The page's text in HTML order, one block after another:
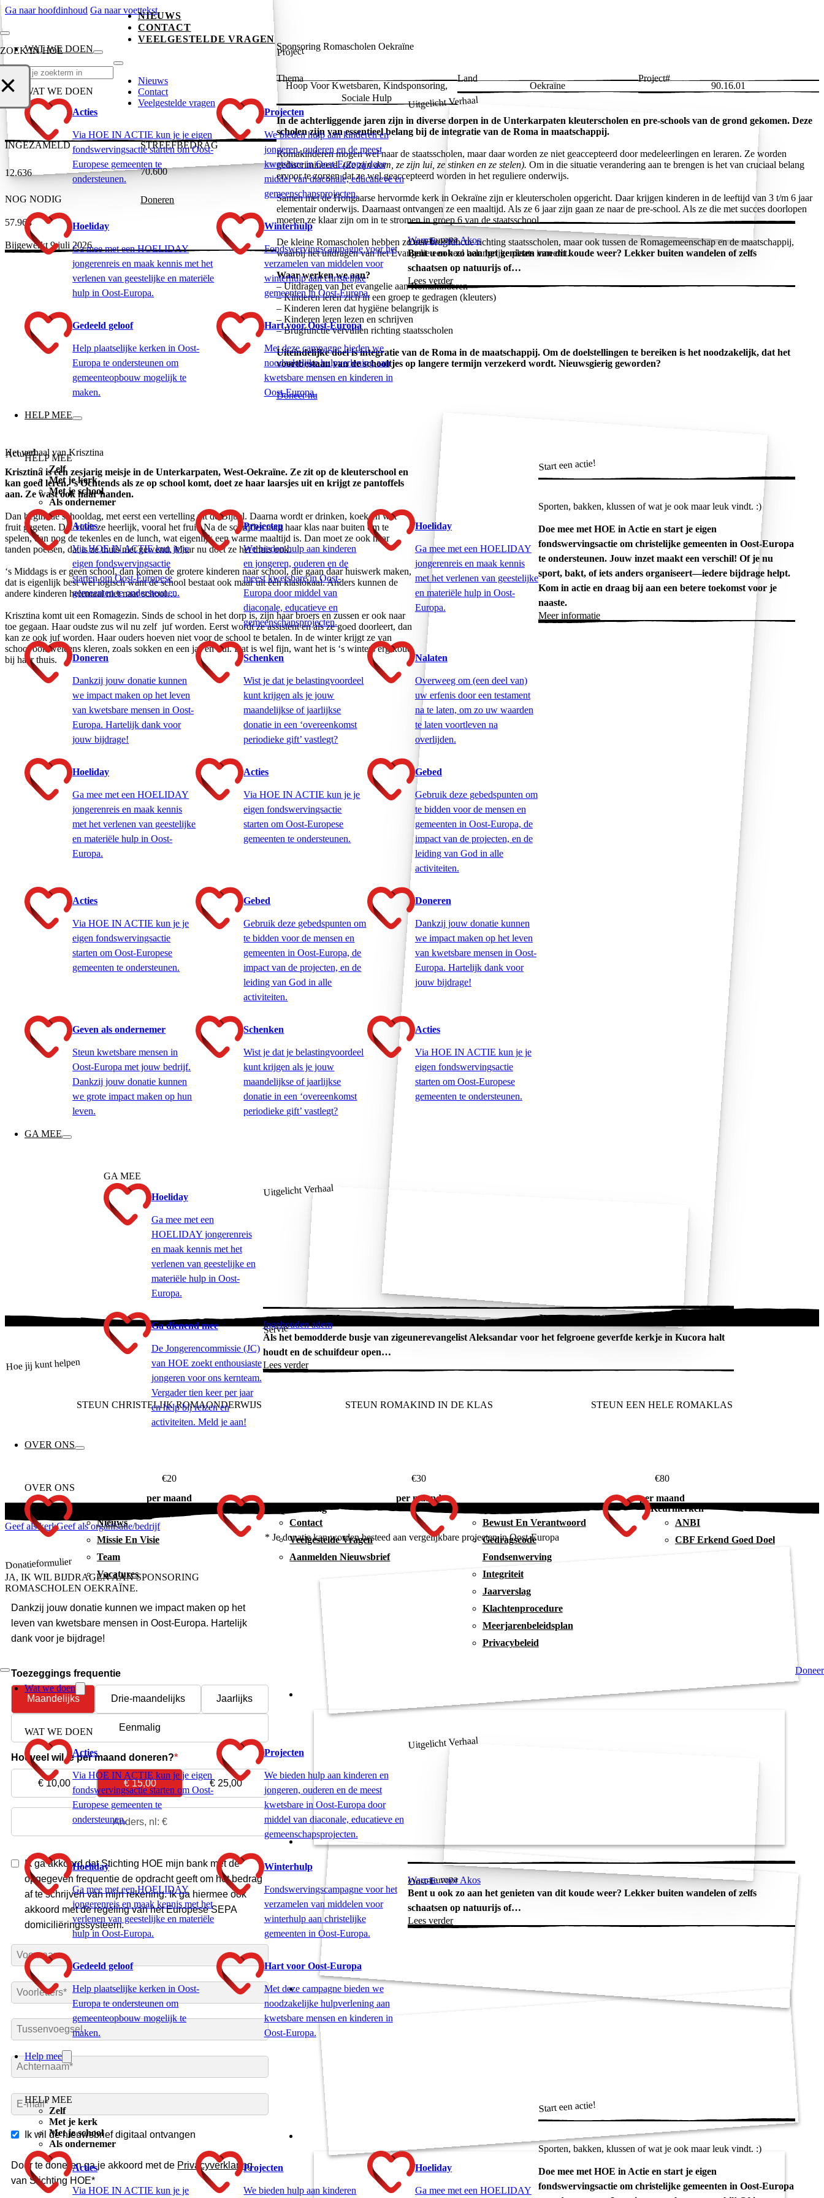
Ga naar hoofdinhoud Ga naar voettekst
ZOEK IN HOE
Zoeken
×
NIEUWS
CONTACT
VEELGESTELDE VRAGEN
Nieuws
Contact
Veelgestelde vragen
WAT WE DOEN
WAT WE DOEN
Acties
Via HOE IN ACTIE kun je je eigen
fondswervingsactie starten om Oost-
Europese gemeenten te
ondersteunen.
Projecten
We bieden hulp aan kinderen en
jongeren, ouderen en de meest
kwetsbare in Oost-Europa door
middel van diaconale, educatieve en
gemeenschapsprojecten.
Hoeliday
Ga mee met een HOELIDAY
jongerenreis en maak kennis met het
verlenen van geestelijke en materiële
hulp in Oost-Europa.
Winterhulp
Fondswervingscampagne voor het
verzamelen van middelen voor
winterhulp aan christelijke
gemeenten in Oost-Europa.
Gedeeld geloof
Help plaatselijke kerken in Oost-
Europa te ondersteunen om
gemeenteopbouw mogelijk te
maken.
Hart voor Oost-Europa
Met deze campagne bieden we
noodzakelijke hulpverlening aan
kwetsbare mensen en kinderen in
Oost-Europa.
Uitgelicht Verhaal
Oost-Europa
Warmte voor Akos
Bent u ook zo aan het genieten van dit koude weer? Lekker buiten wandelen of zelfs
schaatsen op natuurijs of…
Lees verder
HELP MEE
HELP MEE
Zelf
Met je kerk
Met je school
Als ondernemer
Acties
Via HOE IN ACTIE kun je je
eigen fondswervingsactie
starten om Oost-Europese
gemeenten te ondersteunen.
Projecten
We bieden hulp aan kinderen
en jongeren, ouderen en de
meest kwetsbare in Oost-
Europa door middel van
diaconale, educatieve en
gemeenschapsprojecten.
Hoeliday
Ga mee met een HOELIDAY
jongerenreis en maak kennis
met het verlenen van geestelijke
en materiële hulp in Oost-
Europa.
Doneren
Dankzij jouw donatie kunnen
we impact maken op het leven
van kwetsbare mensen in Oost-
Europa. Hartelijk dank voor
jouw bijdrage!
Schenken
Wist je dat je belastingvoordeel
kunt krijgen als je jouw
maandelijkse of jaarlijkse
donatie in een ‘overeenkomst
periodieke gift’ vastlegt?
Nalaten
Overweeg om (een deel van)
uw erfenis door een testament
na te laten, om zo uw waarden
te laten voortleven na
overlijden.
Hoeliday
Ga mee met een HOELIDAY
jongerenreis en maak kennis
met het verlenen van geestelijke
en materiële hulp in Oost-
Europa.
Acties
Via HOE IN ACTIE kun je je
eigen fondswervingsactie
starten om Oost-Europese
gemeenten te ondersteunen.
Gebed
Gebruik deze gebedspunten om
te bidden voor de mensen en
gemeenten in Oost-Europa, de
impact van de projecten, en de
leiding van God in alle
activiteiten.
Acties
Via HOE IN ACTIE kun je je
eigen fondswervingsactie
starten om Oost-Europese
gemeenten te ondersteunen.
Gebed
Gebruik deze gebedspunten om
te bidden voor de mensen en
gemeenten in Oost-Europa, de
impact van de projecten, en de
leiding van God in alle
activiteiten.
Doneren
Dankzij jouw donatie kunnen
we impact maken op het leven
van kwetsbare mensen in Oost-
Europa. Hartelijk dank voor
jouw bijdrage!
Geven als ondernemer
Steun kwetsbare mensen in
Oost-Europa met jouw bedrijf.
Dankzij jouw donatie kunnen
we grote impact maken op hun
leven.
Schenken
Wist je dat je belastingvoordeel
kunt krijgen als je jouw
maandelijkse of jaarlijkse
donatie in een ‘overeenkomst
periodieke gift’ vastlegt?
Acties
Via HOE IN ACTIE kun je je
eigen fondswervingsactie
starten om Oost-Europese
gemeenten te ondersteunen.
Start een actie!
Sporten, bakken, klussen of wat je ook maar leuk vindt. :)
Doe mee met HOE in Actie en start je eigen
fondswervingsactie om christelijke gemeenten in Oost-Europa
te ondersteunen. Jouw inzet maakt een verschil! Of je nu
sport, bakt, of iets anders organiseert—iedere bijdrage helpt.
Kom in actie en draag bij aan een betere toekomst voor je
naaste.
Meer informatie
GA MEE
GA MEE
Hoeliday
Ga mee met een
HOELIDAY jongerenreis
en maak kennis met het
verlenen van geestelijke en
materiële hulp in Oost-
Europa.
Ga dienend mee
De Jongerencommissie (JC)
van HOE zoekt enthousiaste
jongeren voor ons kernteam.
Vergader tien keer per jaar
en help bij reizen en
activiteiten. Meld je aan!
Uitgelicht Verhaal
Servië
Ingehouden adem
Als het bemodderde busje van zigeunerevangelist Aleksandar voor het felgroene geverfde kerkje in Kucora halt
houdt en de schuifdeur open…
Lees verder
OVER ONS
OVER ONS
Nieuws
Missie En Visie
Team
Vacatures
Ondersteuning
Contact
Veelgestelde Vragen
Aanmelden Nieuwsbrief
Beleid
Bewust En Verantwoord
Gedragscode
Fondsenwerving
Integriteit
Jaarverslag
Klachtenprocedure
Meerjarenbeleidsplan
Privacybeleid
Keurmerken
ANBI
CBF Erkend Goed Doel
Wat we doen
WAT WE DOEN
Acties
Via HOE IN ACTIE kun je je eigen
fondswervingsactie starten om Oost-
Europese gemeenten te
ondersteunen.
Projecten
We bieden hulp aan kinderen en
jongeren, ouderen en de meest
kwetsbare in Oost-Europa door
middel van diaconale, educatieve en
gemeenschapsprojecten.
Hoeliday
Ga mee met een HOELIDAY
jongerenreis en maak kennis met het
verlenen van geestelijke en materiële
hulp in Oost-Europa.
Winterhulp
Fondswervingscampagne voor het
verzamelen van middelen voor
winterhulp aan christelijke
gemeenten in Oost-Europa.
Gedeeld geloof
Help plaatselijke kerken in Oost-
Europa te ondersteunen om
gemeenteopbouw mogelijk te
maken.
Hart voor Oost-Europa
Met deze campagne bieden we
noodzakelijke hulpverlening aan
kwetsbare mensen en kinderen in
Oost-Europa.
Uitgelicht Verhaal
Oost-Europa
Warmte voor Akos
Bent u ook zo aan het genieten van dit koude weer? Lekker buiten wandelen of zelfs
schaatsen op natuurijs of…
Lees verder
Help mee
HELP MEE
Zelf
Met je kerk
Met je school
Als ondernemer
Acties
Via HOE IN ACTIE kun je je
Projecten
We bieden hulp aan kinderen
Hoeliday
Ga mee met een HOELIDAY
Start een actie!
Sporten, bakken, klussen of wat je ook maar leuk vindt. :)
Doe mee met HOE in Actie en start je eigen
fondswervingsactie om christelijke gemeenten in Oost-Europa
Doneer
INGEZAMELD
12.636
STREEFBEDRAG
70.600
NOG NODIG
57.964
Bijgewerkt 9 juli 2026
Doneren
Project
Sponsoring Romascholen Oekraïne
Thema
Hoop Voor Kwetsbaren, Kindsponsoring,
Sociale Hulp
Land
Oekraïne
Project#
90.16.01
In de achterliggende jaren zijn in diverse dorpen in de Unterkarpaten kleuterscholen en pre-schools van de grond gekomen. Deze
scholen zijn van essentieel belang bij de integratie van de Roma in maatschappij.
Romakinderen mogen wel naar de staatsscholen, maar daar worden ze niet geaccepteerd door medeleerlingen en leraren. Ze worden
gediscrimineerd.(Ze zijn dom, ze zijn lui, ze stinken en ze stelen). Om in die situatie verandering aan te brengen is het van cruciaal belang
ervoor te zorgen dat ze wel geaccepteerd worden in het reguliere onderwijs.
Samen met de Hongaarse hervormde kerk in Oekraïne zijn er kleuterscholen opgericht. Daar krijgen kinderen in de leeftijd van 3 t/m 6 jaar
elementair onderwijs. Daarnaast ontvangen ze een maaltijd. Als ze 6 jaar zijn gaan ze naar de pre-school. Als ze die met succes doorlopen
moeten ze klaar zijn om in te stromen in groep 6 van de staatsschool.
De kleine Romascholen hebben zo een brugfunctie richting staatsscholen, maar ook tussen de Romagemeenschap en de maatschappij,
waarbij het uitdragen van het Evangelie een heel belangrijke plaats inneemt.
Waar werken we aan?
– Uitdragen van het evangelie aan Romakinderen
– Kinderen leren zich in een groep te gedragen (kleuters)
– Kinderen leren dat hygiëne belangrijk is
– Kinderen leren lezen en schrijven
– Brugfunctie vervullen richting staatsscholen
Uiteindelijke doel is integratie van de Roma in de maatschappij. Om de doelstellingen te bereiken is het noodzakelijk, dat het
voortbestaan van de schooltjes op langere termijn verzekerd wordt. Nieuwsgierig geworden?
Doneer nu
Actueel
Het verhaal van Krisztina
Krisztina is een zesjarig meisje in de Unterkarpaten, West-Oekraïne. Ze zit op de kleuterschool en
kan goed leren. ‘s Ochtends als ze op school komt, doet ze haar laarsjes uit en krijgt ze pantoffels
aan. Ze wast ook haar handen.
Dan begint de schooldag, met eerst een vertelling uit de Bijbel. Daarna wordt er drinken, koek en wat
fruit gegeten. Dat vindt ze heerlijk, vooral het fruit. Na de schrijfles mag haar klas naar buiten om te
spelen, dan nog de tekenles en de lunch, wat eigenlijk een warme maaltijd is. Dan moet ze ook haar
tanden poetsen, dat is ze thuis niet gewend. Maar nu doet ze het thuis ook.
‘s Middags is er geen school, dan komen de grotere kinderen naar school, die gaan daar huiswerk maken,
dat is eigenlijk best wel logisch want de school bestaat ook maar uit één klaslokaal. Anders kunnen de
andere kinderen helemaal niet naar school…
Krisztina komt uit een Romagezin. Sinds de school in het dorp is, zijn haar broers en zussen er ook naar
toe gegaan. Haar oudste zus wil nu zelf juf worden. Eerst wordt ze assistent en als ze goed doorleert, dan
kan ze ook juf worden. Haar ouders hoeven niet voor de school te betalen. In de winter krijgt ze van
school ook weleens kleren, zoals sokken en een jas en trui. Dat is wel fijn, want het is ‘s winters erg koud
bij haar thuis.
Hoe jij kunt helpen
STEUN CHRISTELIJK ROMAONDERWIJS
€20
per maand
STEUN ROMAKIND IN DE KLAS
€30
per maand
STEUN EEN HELE ROMAKLAS
€80
per maand
Geef als kerkGeef als organisatie/bedrijf
* Je donatie kan worden besteed aan vergelijkbare projecten in Oost-Europa
Donatieformulier
JA, IK WIL BIJDRAGEN AAN SPONSORING
ROMASCHOLEN OEKRAÏNE.